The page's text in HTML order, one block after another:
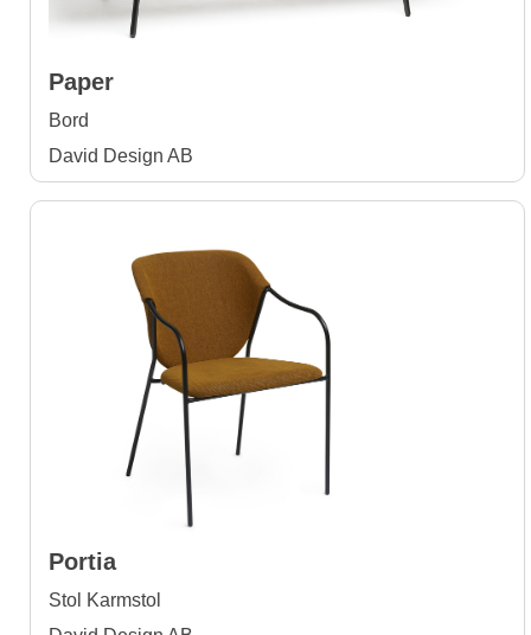
Paper
Bord
David Design AB
Portia
Stol Karmstol